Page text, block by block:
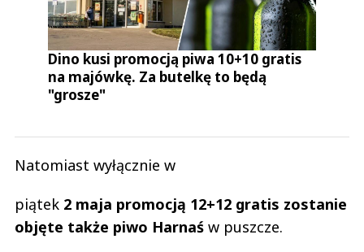
Dino kusi promocją piwa 10+10 gratis
na majówkę. Za butelkę to będą
"grosze"
Natomiast wyłącznie w
piątek 2 maja promocją 12+12 gratis zostanie
objęte także piwo Harnaś w puszcze.